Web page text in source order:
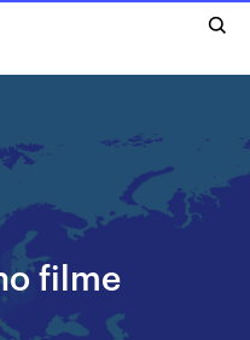
filme